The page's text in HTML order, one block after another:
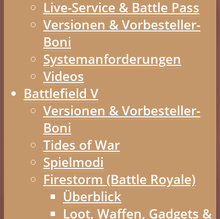
Live-Service & Battle Pass
Versionen & Vorbesteller-
Boni
Systemanforderungen
Videos
Battlefield V
Versionen & Vorbesteller-
Boni
Tides of War
Spielmodi
Firestorm (Battle Royale)
Überblick
Loot, Waffen, Gadgets &